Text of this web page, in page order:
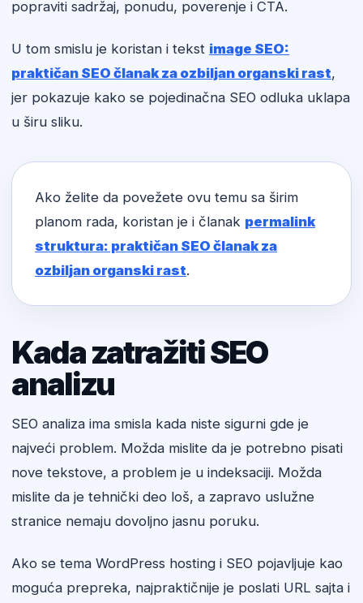
popraviti sadržaj, ponudu, poverenje i CTA.
U tom smislu je koristan i tekst image SEO:
praktičan SEO članak za ozbiljan organski rast,
jer pokazuje kako se pojedinačna SEO odluka uklapa
u širu sliku.
Ako želite da povežete ovu temu sa širim
planom rada, koristan je i članak permalink
struktura: praktičan SEO članak za
ozbiljan organski rast.
Kada zatražiti SEO
analizu
SEO analiza ima smisla kada niste sigurni gde je
najveći problem. Možda mislite da je potrebno pisati
nove tekstove, a problem je u indeksaciji. Možda
mislite da je tehnički deo loš, a zapravo uslužne
stranice nemaju dovoljno jasnu poruku.
Ako se tema WordPress hosting i SEO pojavljuje kao
moguća prepreka, najpraktičnije je poslati URL sajta i